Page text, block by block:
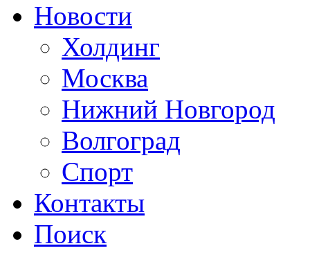
Новости
Холдинг
Москва
Нижний Новгород
Волгоград
Спорт
Контакты
Поиск